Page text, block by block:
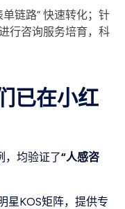
链路” 快速转化；针
行咨询服务培育，科
已在小红
，均验证了“人感咨
星KOS矩阵，提供专